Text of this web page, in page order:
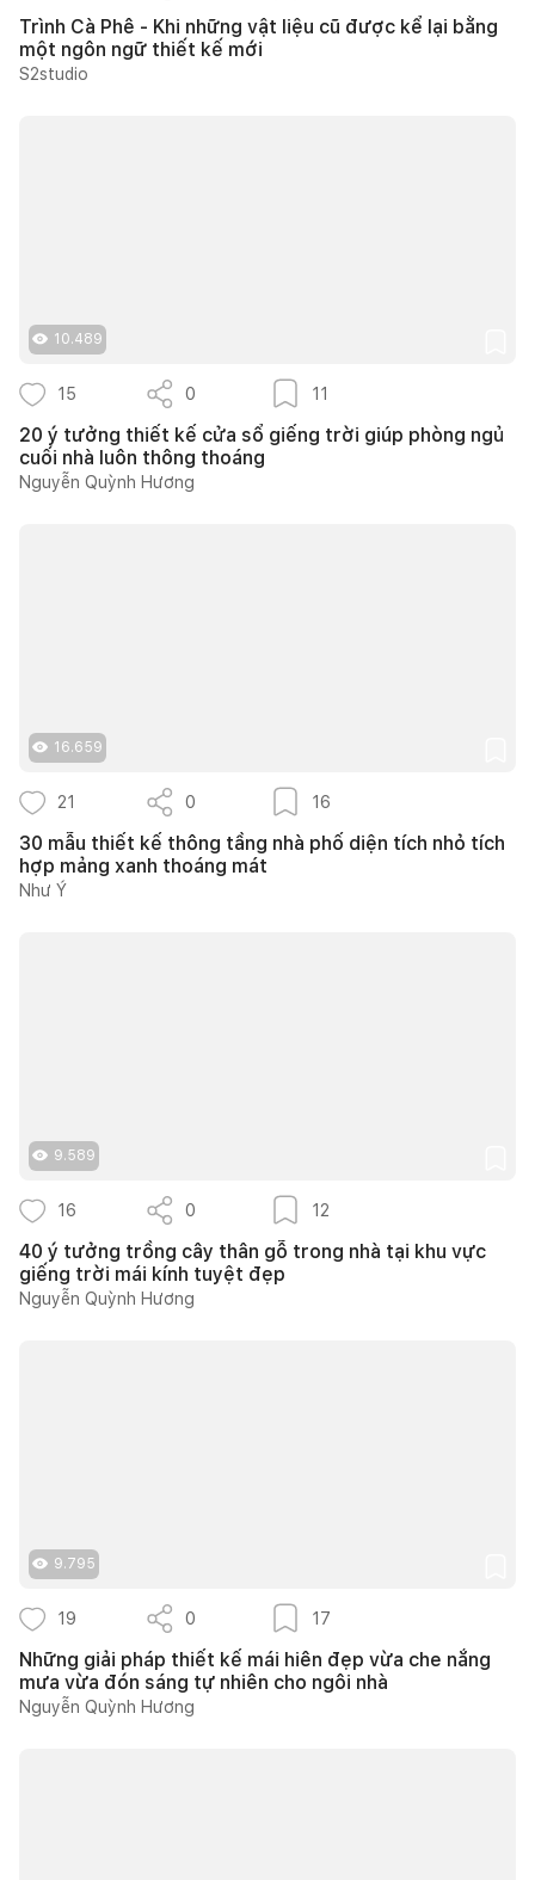
Trình Cà Phê - Khi những vật liệu cũ được kể lại bằng
một ngôn ngữ thiết kế mới
S2studio
10.489
15 0 11
20 ý tưởng thiết kế cửa sổ giếng trời giúp phòng ngủ
cuối nhà luôn thông thoáng
Nguyễn Quỳnh Hương
16.659
21 0 16
30 mẫu thiết kế thông tầng nhà phố diện tích nhỏ tích
hợp mảng xanh thoáng mát
Như Ý
9.589
16 0 12
40 ý tưởng trồng cây thân gỗ trong nhà tại khu vực
giếng trời mái kính tuyệt đẹp
Nguyễn Quỳnh Hương
9.795
19 0 17
Những giải pháp thiết kế mái hiên đẹp vừa che nắng
mưa vừa đón sáng tự nhiên cho ngôi nhà
Nguyễn Quỳnh Hương